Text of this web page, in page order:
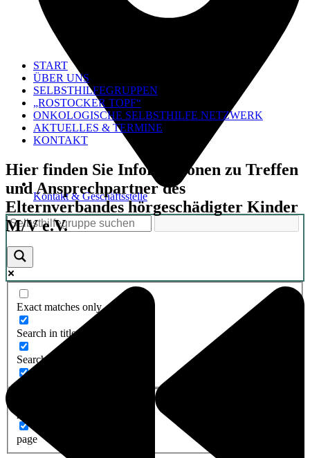
Kontakt & Geschäftsstelle
Exact matches only
Search in title
Search in content
page
START
ÜBER UNS
SELBSTHILFEGRUPPEN
„ROSTOCKER TOPF“
ONKOLOGISCHE SELBSTHILFE NETZWERK
AKTUELLES & TERMINE
KONTAKT
Hier finden Sie Informationen zu Treffen
und Ansprechpartner des
Elternverbandes hörgeschädigter Kinder
M/V e.V.